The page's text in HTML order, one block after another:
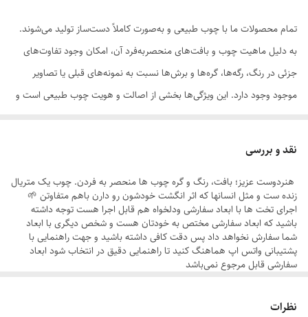
تمام محصولات ما با چوب طبیعی و به‌صورت کاملاً دست‌ساز تولید می‌شوند.
به دلیل ماهیت چوب و بافت‌های منحصر‌به‌فرد آن، امکان وجود تفاوت‌های
جزئی در رنگ، رگه‌ها، گره‌ها و برش‌ها نسبت به نمونه‌های قبلی یا تصاویر
موجود وجود دارد. این ویژگی‌ها بخشی از اصالت و هویت چوب طبیعی است و
لطفاً پیش از ثبت سفارش، تصاویر کارگاهی هر محصول را بررسی کنید. ثبت
سفارش به‌منزله‌ی پذیرش این موارد و آگاهی از ویژگی‌های طبیعی چوب هست
نقد و بررسی
هنردوست عزیز؛ بافت، رنگ و گره چوب ها منحصر به فردن. چوب یک متریال
زنده ست و مثل انسانها که اثر انگشت خودشون رو دارن باهم متفاوتن 🌱
اجرای تخت ها با ابعاد سفارشی ودلخواه هم قابل اجرا هست توجه داشته
باشید که ابعاد سفارشی مختص به خودتان هست و شخص دیگری با ابعاد
شما سفارش نخواهد داد پس دقت کافی داشته باشید و جهت راهنمایی با
پشتیبانی واتس اپ هماهنگ‌ کنید تا راهنمایی دقیق در انتخاب شود ابعاد
سفارشی قابل مرجوع نمی‌باشد
کردن
نظرات